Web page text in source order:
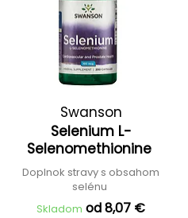
Swanson
Selenium L-
Selenomethionine
Doplnok stravy s obsahom
selénu
Skladom od 8,07 €